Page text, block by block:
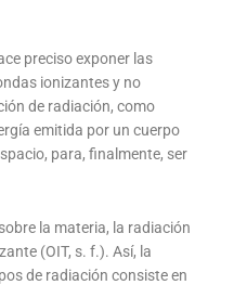
preciso exponer las
ionizantes y no
de radiación, como
emitida por un cuerpo
para, finalmente, ser
la materia, la radiación
(OIT, s. f.). Así, la
de radiación consiste en